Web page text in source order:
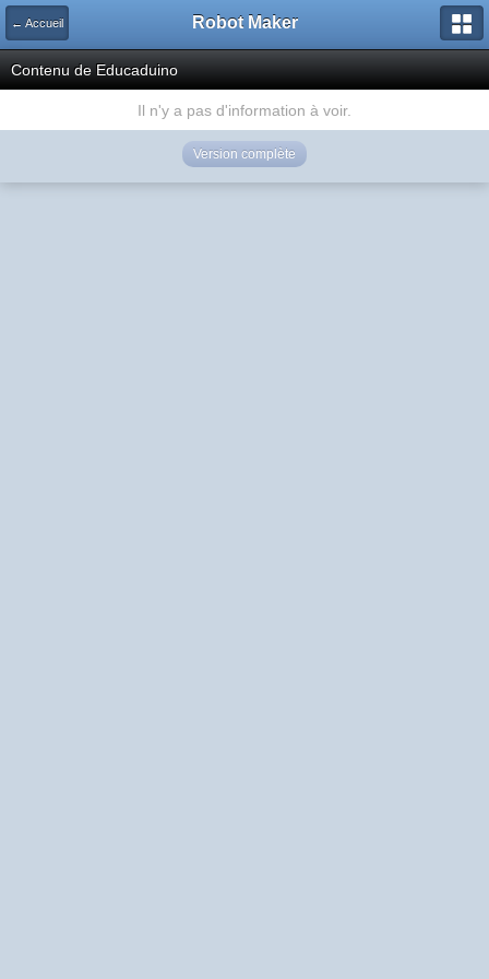
← Accueil Robot Maker
Contenu de Educaduino
Il n'y a pas d'information à voir.
Version complète